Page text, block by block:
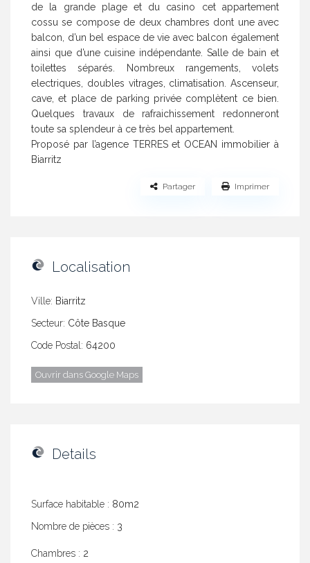
de la grande plage et du casino cet appartement
cossu se compose de deux chambres dont une avec
balcon, d’un bel espace de vie avec balcon également
ainsi que d’une cuisine indépendante. Salle de bain et
toilettes séparés. Nombreux rangements, volets
electriques, doubles vitrages, climatisation. Ascenseur,
cave, et place de parking privée complètent ce bien.
Quelques travaux de rafraichissement redonneront
toute sa splendeur à ce très bel appartement.
Proposé par l’agence TERRES et OCEAN immobilier à
Biarritz
Partager Imprimer
Localisation
Ville: Biarritz
Secteur: Côte Basque
Code Postal: 64200
Ouvrir dans Google Maps
Details
Surface habitable : 80m2
Nombre de pièces : 3
Chambres : 2